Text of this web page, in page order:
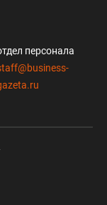
персонала